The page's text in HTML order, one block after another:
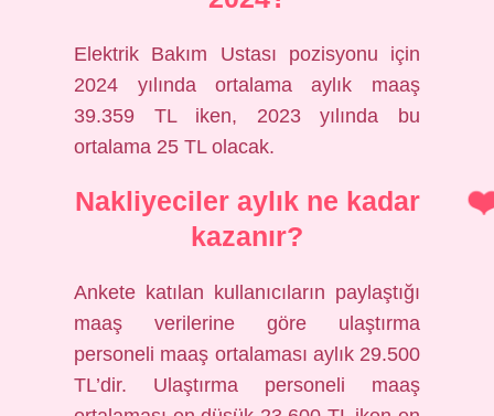
Elektrik Bakım Ustası pozisyonu için
2024 yılında ortalama aylık maaş
39.359 TL iken, 2023 yılında bu
ortalama 25 TL olacak.
Nakliyeciler aylık ne kadar
kazanır?
Ankete katılan kullanıcıların paylaştığı
maaş verilerine göre ulaştırma
personeli maaş ortalaması aylık 29.500
TL’dir. Ulaştırma personeli maaş